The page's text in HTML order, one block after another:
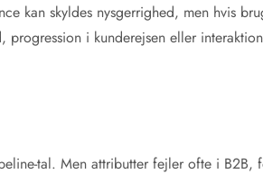
kan skyldes nysgerrighed, men hvis
progression i kunderejsen eller
tal. Men attributter fejler ofte i B2B,